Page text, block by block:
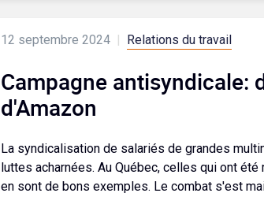
12 septembre 2024 Relations du travail
Campagne antisyndicale:
d'Amazon
La syndicalisation de salariés de grandes
luttes acharnées. Au Québec, celles qui ont
en sont de bons exemples. Le combat s'est